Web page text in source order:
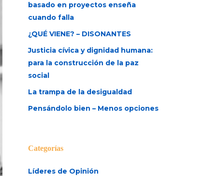
basado en proyectos enseña
cuando falla
¿QUÉ VIENE? – DISONANTES
Justicia cívica y dignidad humana:
para la construcción de la paz
social
La trampa de la desigualdad
Pensándolo bien – Menos opciones
Categorías
Líderes de Opinión